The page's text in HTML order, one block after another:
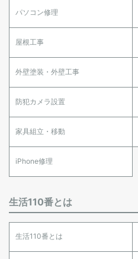
パソコン修理
屋根工事
外壁塗装・外壁工事
防犯カメラ設置
家具組立・移動
iPhone修理
生活110番とは
生活110番とは